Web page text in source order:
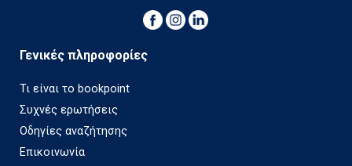
Γενικές πληροφορίες
Τι είναι το bookpoint
Συχνές ερωτήσεις
Οδηγίες αναζήτησης
Επικοινωνία